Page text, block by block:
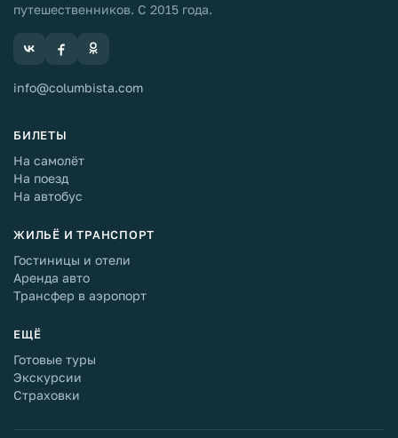
путешественников. С 2015 года.
info@columbista.com
БИЛЕТЫ
На самолёт
На поезд
На автобус
ЖИЛЬЁ И ТРАНСПОРТ
Гостиницы и отели
Аренда авто
Трансфер в аэропорт
ЕЩЁ
Готовые туры
Экскурсии
Страховки